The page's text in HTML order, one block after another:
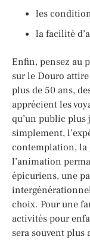
les
la facilité
Enfin, pensez au
sur le Douro attire
plus de 50 ans,
apprécient les
qu’un public plus
simplement,
contemplation, la
l’animation
épicuriens, une
choix. Pour une
activités pour
sera souvent plus